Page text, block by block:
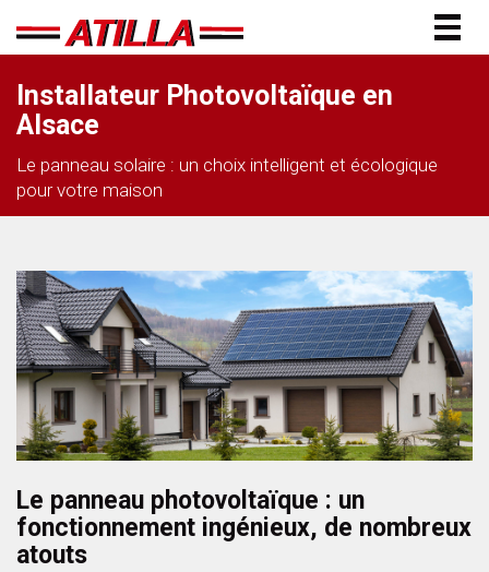
Installateur Photovoltaïque en
Alsace
Le panneau solaire : un choix intelligent et écologique
pour votre maison
Le panneau photovoltaïque : un
fonctionnement ingénieux, de nombreux
atouts